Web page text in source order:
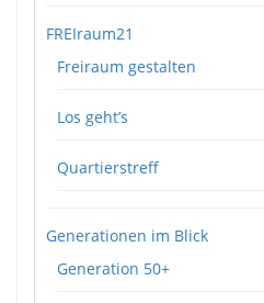
FREIraum21
Freiraum gestalten
Los geht’s
Quartierstreff
Generationen im Blick
Generation 50+